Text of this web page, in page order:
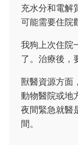
充水分和電解
可能需要住院
我狗上次住院
了。治療後，
獸醫資源方面
動物醫院或地
夜間緊急就醫
間。